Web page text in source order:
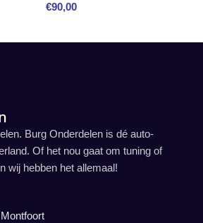
€90,00
Burg Onderdelen is dé auto-
Of het nou gaat om tuning of
wij hebben het allemaal!